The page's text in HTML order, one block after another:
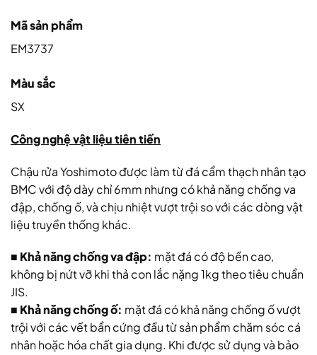
Mã sản phẩm
EM3737
Màu sắc
SX
Công nghệ vật liệu tiên tiến
Chậu rửa Yoshimoto được làm từ đá cẩm thạch nhân tạo
BMC với độ dày chỉ 6mm nhưng có khả năng chống va
đập, chống ố, và chịu nhiệt vượt trội so với các dòng vật
liệu truyền thống khác.
■ Khả năng chống va đập: mặt đá có độ bền cao,
không bị nứt vỡ khi thả con lắc nặng 1kg theo tiêu chuẩn
JIS.
■ Khả năng chống ố: mặt đá có khả năng chống ố vượt
trội với các vết bẩn cứng đầu từ sản phẩm chăm sóc cá
nhân hoặc hóa chất gia dụng. Khi được sử dụng và bảo